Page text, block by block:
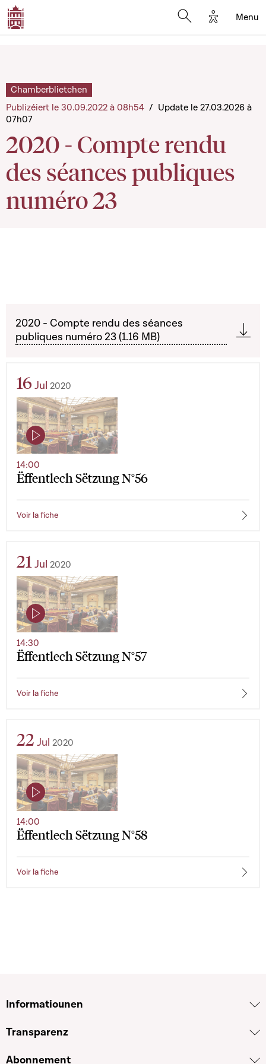
Options
Menu
2020 - Compte rendu
des séances publiques
numéro 23
Chamberblietchen
Publizéiert le 30.09.2022 à 08h54 / Update le 27.03.2026 à
07h07
2020 - Compte rendu des séances
publiques numéro 23 (1.16 MB)
16 Jul 2020
Ëffentlech Sëtzung N°56
14:00
Voir la fiche
21 Jul 2020
Ëffentlech Sëtzung N°57
14:30
Voir la fiche
22 Jul 2020
Ëffentlech Sëtzung N°58
14:00
Voir la fiche
Informatiounen
Transparenz
Abonnement